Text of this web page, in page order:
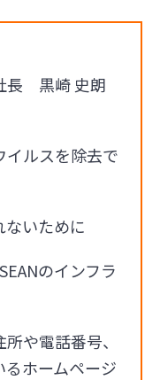
長 黒崎 史朗
イルスを除去で
ないために
のインフラ
や電話番号、
ホームページ